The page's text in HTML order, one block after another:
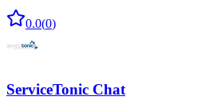
0.0(0)
ServiceTonic Chat